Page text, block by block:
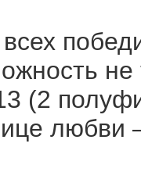
не
(2
любви